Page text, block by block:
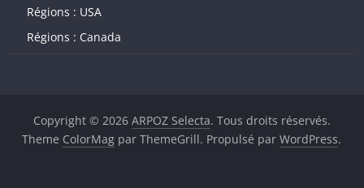
Régions : USA
Régions : Canada
Copyright © 2026 ARPOZ Selecta. Tous droits réservés.
Theme ColorMag par ThemeGrill. Propulsé parWordPress.